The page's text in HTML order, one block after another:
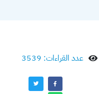
عدد القراءات: 3539